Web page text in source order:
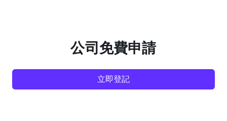
公司免費申請
立即登記